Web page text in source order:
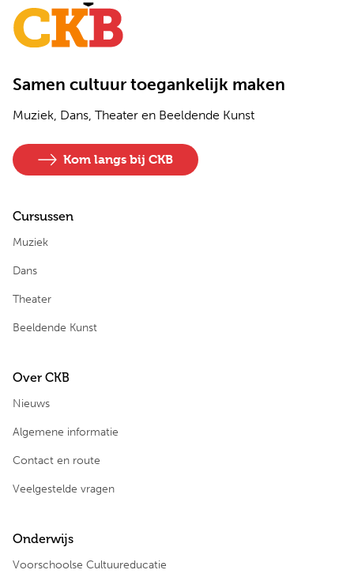
Samen cultuur toegankelijk maken
Muziek, Dans, Theater en Beeldende Kunst
Kom langs bij CKB
Cursussen
Muziek
Dans
Theater
Beeldende Kunst
Over CKB
Nieuws
Algemene informatie
Contact en route
Veelgestelde vragen
Onderwijs
Voorschoolse Cultuureducatie